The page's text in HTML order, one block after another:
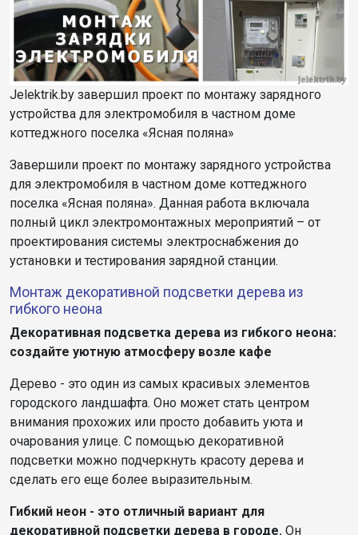
Jelektrik.by завершил проект по монтажу зарядного
устройства для электромобиля в частном доме
коттеджного поселка «Ясная поляна»
Завершили проект по монтажу зарядного устройства
для электромобиля в частном доме коттеджного
поселка «Ясная поляна». Данная работа включала
полный цикл электромонтажных мероприятий – от
проектирования системы электроснабжения до
установки и тестирования зарядной станции.
Монтаж декоративной подсветки дерева из
гибкого неона
Декоративная подсветка дерева из гибкого неона:
создайте уютную атмосферу возле кафе
Дерево - это один из самых красивых элементов
городского ландшафта. Оно может стать центром
внимания прохожих или просто добавить уюта и
очарования улице. С помощью декоративной
подсветки можно подчеркнуть красоту дерева и
сделать его еще более выразительным.
Гибкий неон - это отличный вариант для
декоративной подсветки дерева в городе. Он